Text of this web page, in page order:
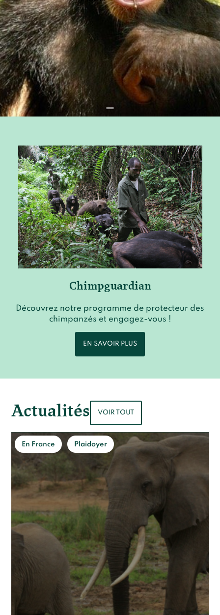
Vies de primates
Les héros du JGI France
Devenir membre du "Cercle des Amis de Jane"
Faire un don
Devenir Chimp Guardian
Agir avec Roots & Shoots
Devenir bénévole
Événements et conférences
Chimpguardian
Découvrez notre programme de protecteur des
chimpanzés et engagez-vous !
EN SAVOIR PLUS
Actualités VOIR TOUT
En France Plaidoyer